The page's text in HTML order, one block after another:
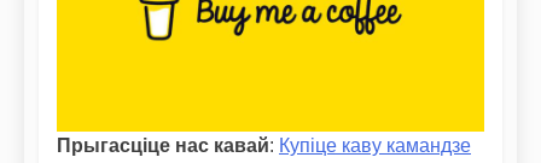
Прыгасціце нас кавай: Купіце каву камандзе